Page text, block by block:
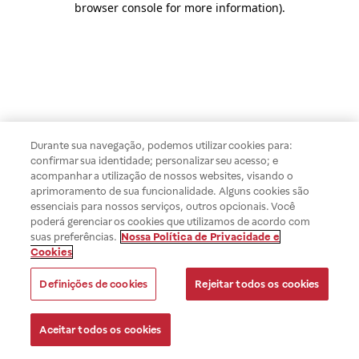
browser console for more information).
Durante sua navegação, podemos utilizar cookies para:
confirmar sua identidade; personalizar seu acesso; e
acompanhar a utilização de nossos websites, visando o
aprimoramento de sua funcionalidade. Alguns cookies são
essenciais para nossos serviços, outros opcionais. Você
poderá gerenciar os cookies que utilizamos de acordo com
suas preferências. Nossa Política de Privacidade e
Cookies
Definições de cookies Rejeitar todos os cookies
Aceitar todos os cookies